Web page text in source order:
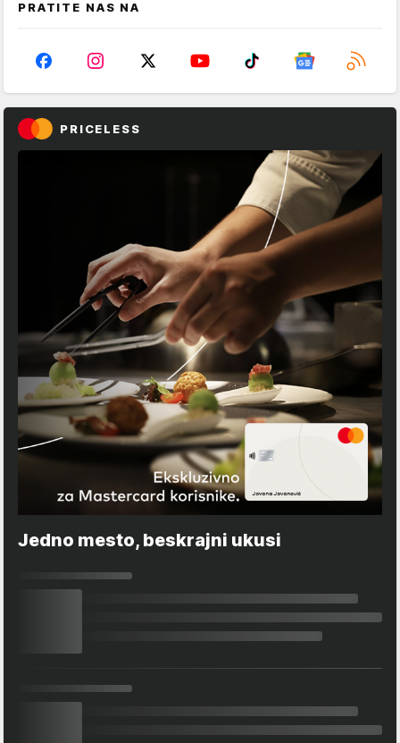
PRATITE NAS NA
PRICELESS
Jedno mesto, beskrajni ukusi